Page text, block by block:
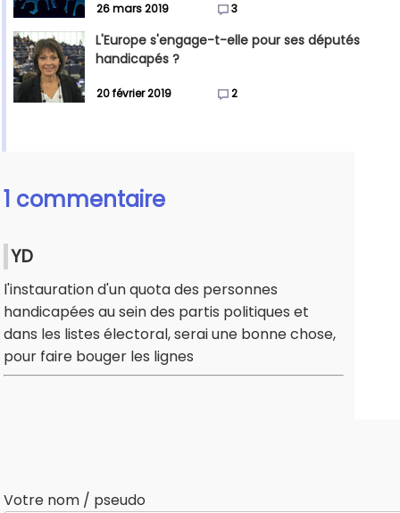
26 mars 2019 3
L'Europe s'engage-t-elle pour ses députés
handicapés ?
20 février 2019 2
1 commentaire
YD
l'instauration d'un quota des personnes
handicapées au sein des partis politiques et
dans les listes électoral, serai une bonne chose,
pour faire bouger les lignes
Votre nom / pseudo